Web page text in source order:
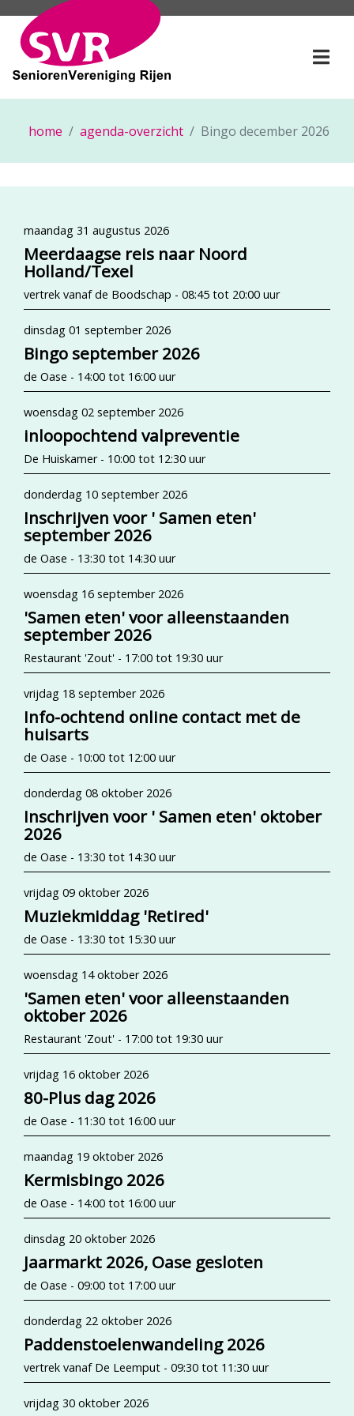
home agenda-overzicht Bingo december 2026
maandag 31 augustus 2026
Meerdaagse reis naar Noord
Holland/Texel
vertrek vanaf de Boodschap - 08:45 tot 20:00 uur
dinsdag 01 september 2026
Bingo september 2026
de Oase - 14:00 tot 16:00 uur
woensdag 02 september 2026
inloopochtend valpreventie
De Huiskamer - 10:00 tot 12:30 uur
donderdag 10 september 2026
Inschrijven voor ' Samen eten'
september 2026
de Oase - 13:30 tot 14:30 uur
woensdag 16 september 2026
'Samen eten' voor alleenstaanden
september 2026
Restaurant 'Zout' - 17:00 tot 19:30 uur
vrijdag 18 september 2026
Info-ochtend online contact met de
huisarts
de Oase - 10:00 tot 12:00 uur
donderdag 08 oktober 2026
Inschrijven voor ' Samen eten' oktober
2026
de Oase - 13:30 tot 14:30 uur
vrijdag 09 oktober 2026
Muziekmiddag 'Retired'
de Oase - 13:30 tot 15:30 uur
woensdag 14 oktober 2026
'Samen eten' voor alleenstaanden
oktober 2026
Restaurant 'Zout' - 17:00 tot 19:30 uur
vrijdag 16 oktober 2026
80-Plus dag 2026
de Oase - 11:30 tot 16:00 uur
maandag 19 oktober 2026
Kermisbingo 2026
de Oase - 14:00 tot 16:00 uur
dinsdag 20 oktober 2026
Jaarmarkt 2026, Oase gesloten
de Oase - 09:00 tot 17:00 uur
donderdag 22 oktober 2026
Paddenstoelenwandeling 2026
vertrek vanaf De Leemput - 09:30 tot 11:30 uur
vrijdag 30 oktober 2026